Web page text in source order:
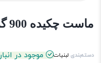
ماست چکیده 900 گرمی آقای طبیعی
دسته‌بندی لبنیات موجود در انبار